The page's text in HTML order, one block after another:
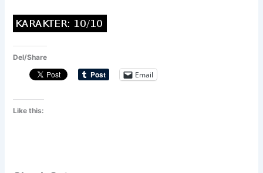
Del/Share
Email
Like this: